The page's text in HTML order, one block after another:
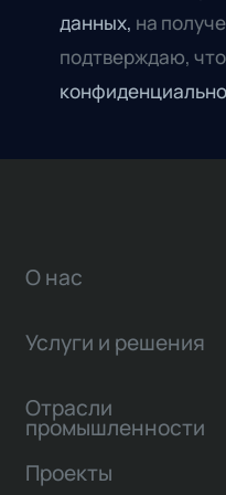
данных, на
подтверждаю,
О нас
Услуги и решения
Отрасли
промышленности
Проекты